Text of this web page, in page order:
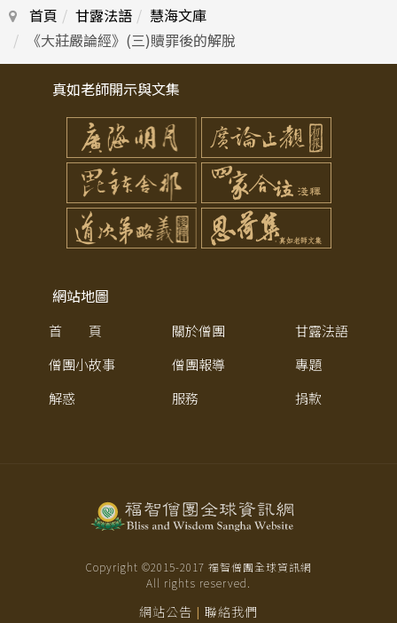
首頁 甘露法語
慧海文庫
《大莊嚴論經》(三)贖罪後的解脫
真如老師開示與文集
網站地圖
首 頁 關於僧團
甘露法語
僧團小故事
僧團報導
專題
解惑
服務 捐款
Copyright ©2015-2017 福智僧團全球資訊網
All rights reserved.
網站公告 | 聯絡我們